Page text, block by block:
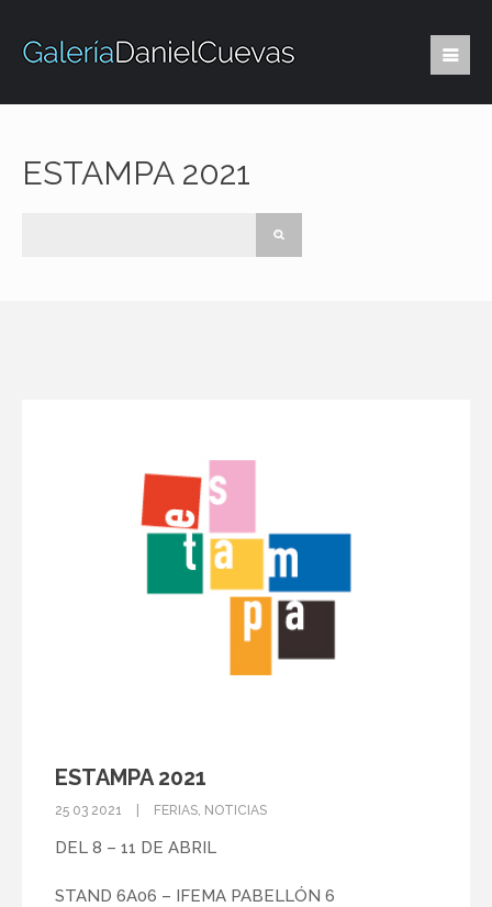
ESTAMPA 2021
ESTAMPA 2021
25 03 2021 FERIAS, NOTICIAS
DEL 8 – 11 DE ABRIL
STAND 6A06 – IFEMA PABELLÓN 6